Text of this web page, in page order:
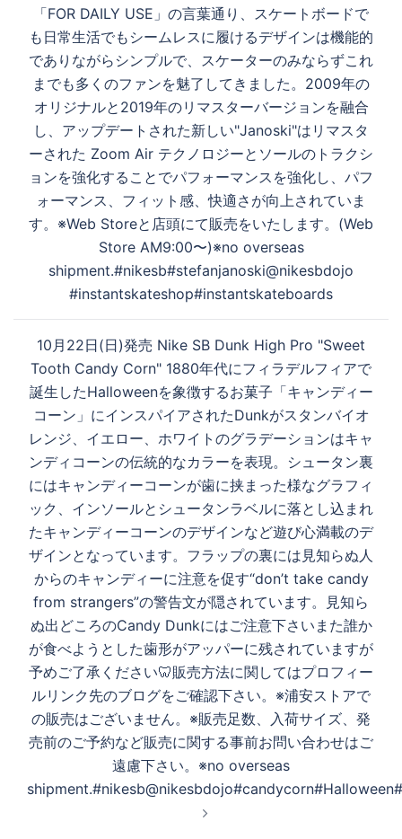
ゲ
ー
「FOR DAILY USE」の言葉通り、スケートボードで
も日常生活でもシームレスに履けるデザインは機能的
でありながらシンプルで、スケーターのみならずこれ
までも多くのファンを魅了してきました。2009年の
オリジナルと2019年のリマスターバージョンを融合
し、アップデートされた新しい"Janoski"はリマスタ
ーされた Zoom Air テクノロジーとソールのトラクシ
ョンを強化することでパフォーマンスを強化し、パフ
ォーマンス、フィット感、快適さが向上されていま
す。※Web Storeと店頭にて販売をいたします。(Web
Store AM9:00〜)※no overseas
shipment.#nikesb#stefanjanoski@nikesbdojo
#instantskateshop#instantskateboards
10月22日(日)発売 Nike SB Dunk High Pro "Sweet
Tooth Candy Corn" 1880年代にフィラデルフィアで
誕生したHalloweenを象徴するお菓子「キャンディー
コーン」にインスパイアされたDunkがスタンバイオ
レンジ、イエロー、ホワイトのグラデーションはキャ
ンディコーンの伝統的なカラーを表現。シュータン裏
にはキャンディーコーンが歯に挟まった様なグラフィ
ック、インソールとシュータンラベルに落とし込まれ
たキャンディーコーンのデザインなど遊び心満載のデ
ザインとなっています。フラップの裏には見知らぬ人
からのキャンディーに注意を促す“don’t take candy
from strangers”の警告文が隠されています。見知ら
ぬ出どころのCandy Dunkにはご注意下さい️また誰か
が食べようとした歯形がアッパーに残されていますが
予めご了承ください🦷販売方法に関してはプロフィー
ルリンク先のブログをご確認下さい。※浦安ストアで
の販売はございません。※販売足数、入荷サイズ、発
売前のご予約など販売に関する事前お問い合わせはご
遠慮下さい。※no overseas